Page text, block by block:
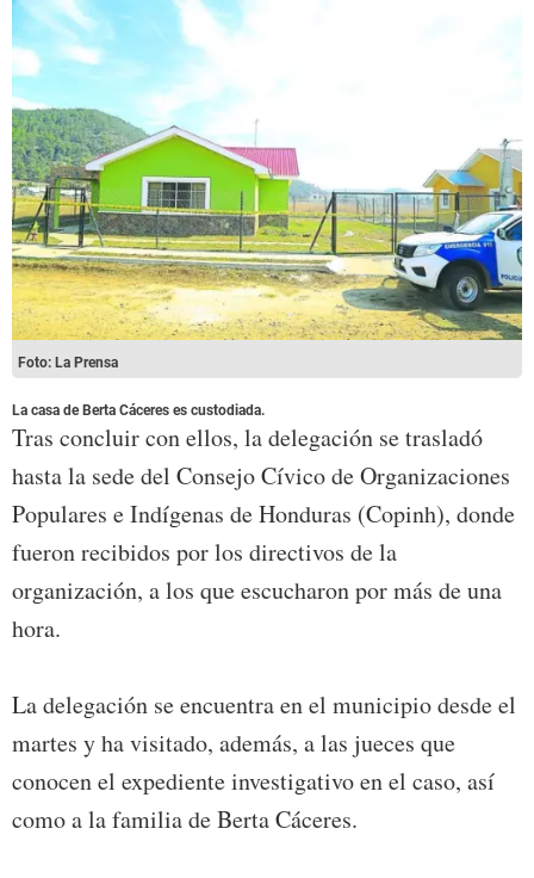
Foto: La Prensa
La casa de Berta Cáceres es custodiada.
Tras concluir con ellos, la delegación se trasladó
hasta la sede del Consejo Cívico de Organizaciones
Populares e Indígenas de Honduras (Copinh), donde
fueron recibidos por los directivos de la
organización, a los que escucharon por más de una
hora.
La delegación se encuentra en el municipio desde el
martes y ha visitado, además, a las jueces que
conocen el expediente investigativo en el caso, así
como a la familia de Berta Cáceres.